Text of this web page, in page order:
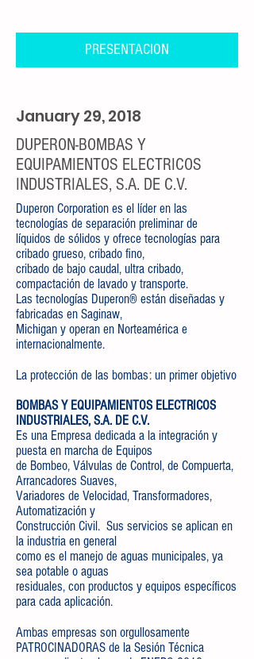
PRESENTACION
January 29, 2018
DUPERON-BOMBAS Y
EQUIPAMIENTOS ELECTRICOS
INDUSTRIALES, S.A. DE C.V.
Duperon Corporation es el líder en las
tecnologías de separación preliminar de
líquidos de sólidos y ofrece tecnologías para
cribado grueso, cribado fino,
cribado de bajo caudal, ultra cribado,
compactación de lavado y transporte.
Las tecnologías Duperon® están diseñadas y
fabricadas en Saginaw,
Michigan y operan en Norteamérica e
internacionalmente.
La protección de las bombas: un primer objetivo
BOMBAS Y EQUIPAMIENTOS ELECTRICOS
INDUSTRIALES, S.A. DE C.V.
Es una Empresa dedicada a la integración y
puesta en marcha de Equipos
de Bombeo, Válvulas de Control, de Compuerta,
Arrancadores Suaves,
Variadores de Velocidad, Transformadores,
Automatización y
Construcción Civil. Sus servicios se aplican en
la industria en general
como es el manejo de aguas municipales, ya
sea potable o aguas
residuales, con productos y equipos específicos
para cada aplicación.
Ambas empresas son orgullosamente
PATROCINADORAS de la Sesión Técnica